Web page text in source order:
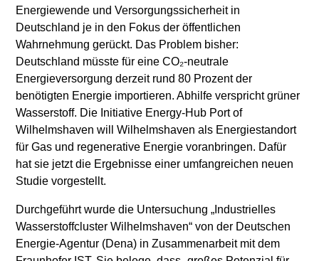
Energiewende und Versorgungssicherheit in
Deutschland je in den Fokus der öffentlichen
Wahrnehmung gerückt. Das Problem bisher:
Deutschland müsste für eine CO₂-neutrale
Energieversorgung derzeit rund 80 Prozent der
benötigten Energie importieren. Abhilfe verspricht grüner
Wasserstoff. Die Initiative Energy-Hub Port of
Wilhelmshaven will Wilhelmshaven als Energiestandort
für Gas und regenerative Energie voranbringen. Dafür
hat sie jetzt die Ergebnisse einer umfangreichen neuen
Studie vorgestellt.
Durchgeführt wurde die Untersuchung „Industrielles
Wasserstoffcluster Wilhelmshaven“ von der Deutschen
Energie-Agentur (Dena) in Zusammenarbeit mit dem